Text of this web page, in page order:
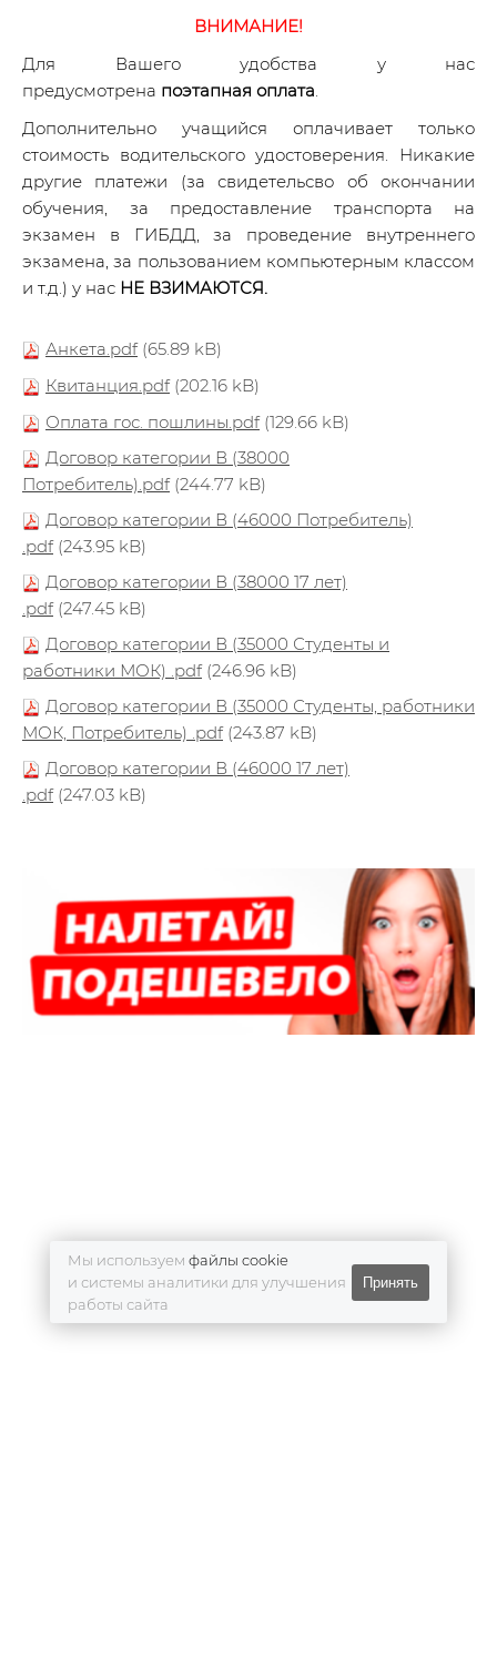
Мы используем файлы cookie
и системы аналитики для улучшения
работы сайта
Принять
ВНИМАНИЕ!
Для Вашего удобства у нас
предусмотрена поэтапная оплата.
Дополнительно учащийся оплачивает только
стоимость водительского удостоверения. Никакие
другие платежи (за свидетельсво об окончании
обучения, за предоставление транспорта на
экзамен в ГИБДД, за проведение внутреннего
экзамена, за пользованием компьютерным классом
и т.д.) у нас НЕ ВЗИМАЮТСЯ.
Анкета.pdf(65.89 kB)
Квитанция.pdf(202.16 kB)
Оплата гос. пошлины.pdf(129.66 kB)
Договор категории В (38000
Потребитель).pdf(244.77 kB)
Договор категории В (46000 Потребитель)
.pdf(243.95 kB)
Договор категории В (38000 17 лет)
.pdf(247.45 kB)
Договор категории В (35000 Студенты и
работники МОК) .pdf(246.96 kB)
Договор категории В (35000 Студенты, работники
МОК, Потребитель) .pdf(243.87 kB)
Договор категории В (46000 17 лет)
.pdf(247.03 kB)